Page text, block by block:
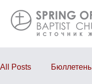
All Posts Бюллетень